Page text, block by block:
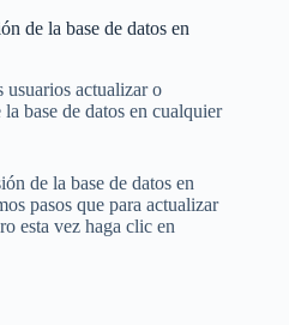
de la base de datos en
actualizar o
base de datos en cualquier
de la base de datos en
pasos que para actualizar
esta vez haga clic en